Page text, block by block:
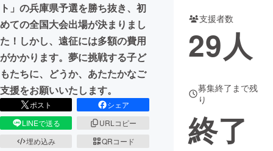
ト」の兵庫県予選を勝ち抜き、初
めての全国大会出場が決まりまし
た！しかし、遠征には多額の費用
がかかります。夢に挑戦する子ど
もたちに、どうか、あたたかなご
支援をお願いいたします。
ポスト
シェア
LINEで送る
URLコピー
埋め込み
QRコード
支援者数
29人
募集終了まで残
り
終了